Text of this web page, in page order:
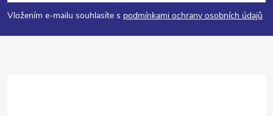
pVložením e-mailu souhlasíte s podmínkami ochrany osobních údajů